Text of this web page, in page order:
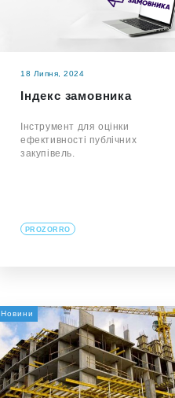
18 Липня, 2024
Індекс замовника
Інструмент для оцінки
ефективності публічних
закупівель.
PROZORRO
Новини